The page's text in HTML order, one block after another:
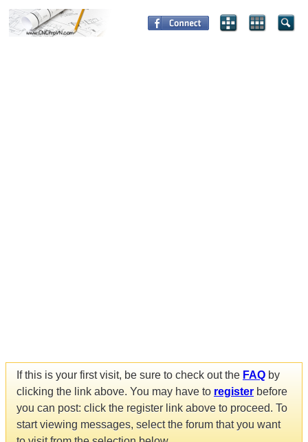
If this is your first visit, be sure to check out the FAQ by
clicking the link above. You may have to register before
you can post: click the register link above to proceed. To
start viewing messages, select the forum that you want